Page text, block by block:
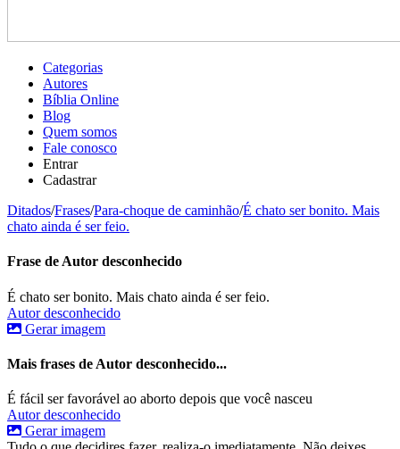
Categorias
Autores
Bíblia Online
Blog
Quem somos
Fale conosco
Entrar
Cadastrar
Ditados/Frases/Para-choque de caminhão/É chato ser bonito. Mais
chato ainda é ser feio.
Frase de Autor desconhecido
É chato ser bonito. Mais chato ainda é ser feio.
Autor desconhecido
Gerar imagem
Mais frases de Autor desconhecido...
É fácil ser favorável ao aborto depois que você nasceu
Autor desconhecido
Gerar imagem